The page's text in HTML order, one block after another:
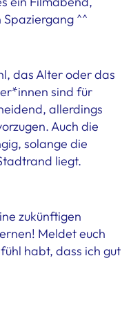
^^
das Alter oder das
sind für
allerdings
Auch die
solange die
liegt.
zukünftigen
Meldet euch
habt, dass ich gut